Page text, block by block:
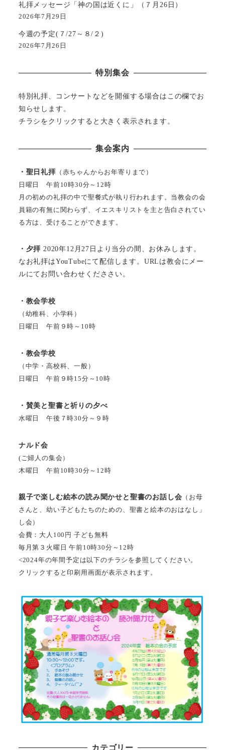
礼拝メッセージ「神の国は近くに」（７月26日）
2026年7月29日
今週の予定(７/27～８/２)
2026年7月26日
特別集会
特別礼拝、コンサートなどを開催する場合はこの欄でお
知らせします。
チラシをクリックすると大きく表示されます。
集会案内
・聖日礼拝 （赤ちゃんからお年寄りまで）
日曜日 午前10時30分～12時
月の初めの礼拝の中で聖餐式が執り行われます。当教会の会
員籍の有無に関わらず、イエスキリストを主と告白されてい
る方は、受けることができます。
・夕拝 2020年12月27日より当分の間、お休みします。
なお礼拝はYouTubeにて配信します。URLは教会にメー
ルにてお問い合わせくだささい。
・教会学校
（幼稚科、小学科）
日曜日 午前９時～10時
・教会学校
（中学・高校科、一般）
日曜日 午前９時15分～10時
・賛美と聖書と祈りの夕べ
水曜日 午後７時30分～９時
ナルド会
(ご婦人の集会）
木曜日 午前10時30分～12時
親子で楽しむ絵本の読み聞かせと聖書のお話し会 （お母
さんと、幼い子どもたちのための、聖書と絵本のおはなし」
し会）
会費：大人100円 子ども無料
毎月第３火曜日 午前10時30分～12時
<2024年の年間予定は以下のチラシを参照してください。
クリックすると印刷用画面が表示されます。
カテゴリー